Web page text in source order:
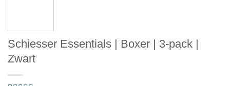
Schiesser Essentials | Boxer | 3-pack |
Zwart